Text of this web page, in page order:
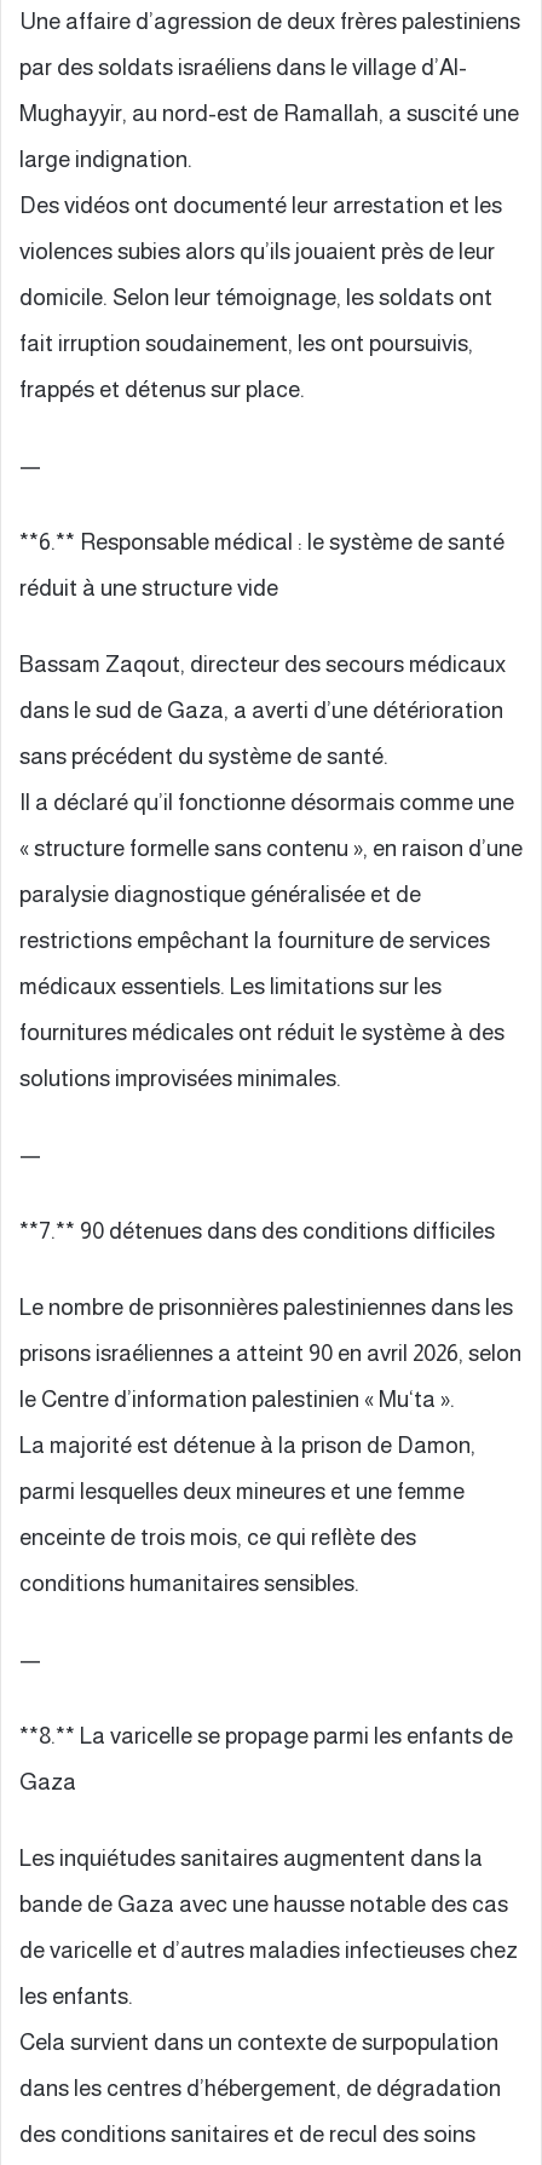
Une affaire d’agression de deux frères palestiniens
par des soldats israéliens dans le village d’Al-
Mughayyir, au nord-est de Ramallah, a suscité une
large indignation.
Des vidéos ont documenté leur arrestation et les
violences subies alors qu’ils jouaient près de leur
domicile. Selon leur témoignage, les soldats ont
fait irruption soudainement, les ont poursuivis,
frappés et détenus sur place.
—
**6.** Responsable médical : le système de santé
réduit à une structure vide
Bassam Zaqout, directeur des secours médicaux
dans le sud de Gaza, a averti d’une détérioration
sans précédent du système de santé.
Il a déclaré qu’il fonctionne désormais comme une
« structure formelle sans contenu », en raison d’une
paralysie diagnostique généralisée et de
restrictions empêchant la fourniture de services
médicaux essentiels. Les limitations sur les
fournitures médicales ont réduit le système à des
solutions improvisées minimales.
—
**7.** 90 détenues dans des conditions difficiles
Le nombre de prisonnières palestiniennes dans les
prisons israéliennes a atteint 90 en avril 2026, selon
le Centre d’information palestinien « Mu‘ta ».
La majorité est détenue à la prison de Damon,
parmi lesquelles deux mineures et une femme
enceinte de trois mois, ce qui reflète des
conditions humanitaires sensibles.
—
**8.** La varicelle se propage parmi les enfants de
Gaza
Les inquiétudes sanitaires augmentent dans la
bande de Gaza avec une hausse notable des cas
de varicelle et d’autres maladies infectieuses chez
les enfants.
Cela survient dans un contexte de surpopulation
dans les centres d’hébergement, de dégradation
des conditions sanitaires et de recul des soins